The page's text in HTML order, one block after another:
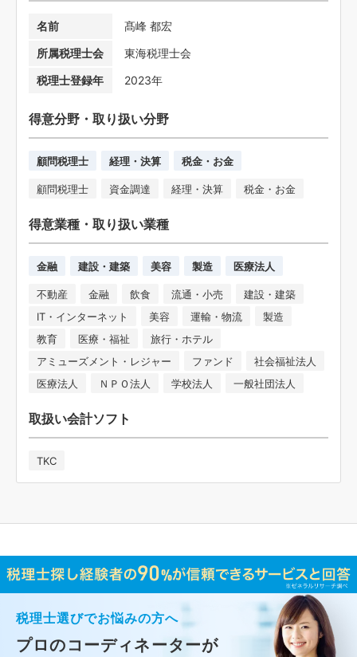
名前
髙峰 都宏
所属税理士会
東海税理士会
税理士登録年
2023年
得意分野・取り扱い分野
顧問税理士 経理・決算 税金・お金
顧問税理士 資金調達 経理・決算 税金・お金
得意業種・取り扱い業種
金融 建設・建築 美容 製造 医療法人
不動産 金融 飲食 流通・小売
建設・建築
IT・インターネット
美容 運輸・物流
製造
教育
医療・福祉
旅行・ホテル
アミューズメント・レジャー
ファンド
社会福祉法人
医療法人
ＮＰＯ法人 学校法人 一般社団法人
取扱い会計ソフト
TKC
税理士選びでお悩みの方へ
プロのコーディネーターが